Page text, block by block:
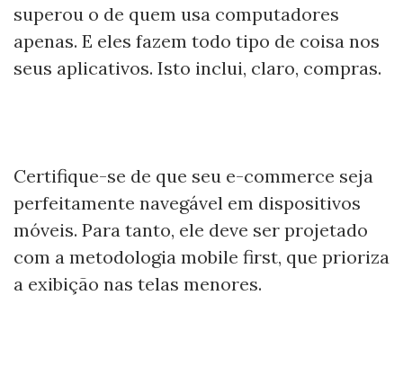
superou o de quem usa computadores
apenas. E eles fazem todo tipo de coisa nos
seus aplicativos. Isto inclui, claro, compras.
Certifique-se de que seu e-commerce seja
perfeitamente navegável em dispositivos
móveis. Para tanto, ele deve ser projetado
com a metodologia mobile first, que prioriza
a exibição nas telas menores.